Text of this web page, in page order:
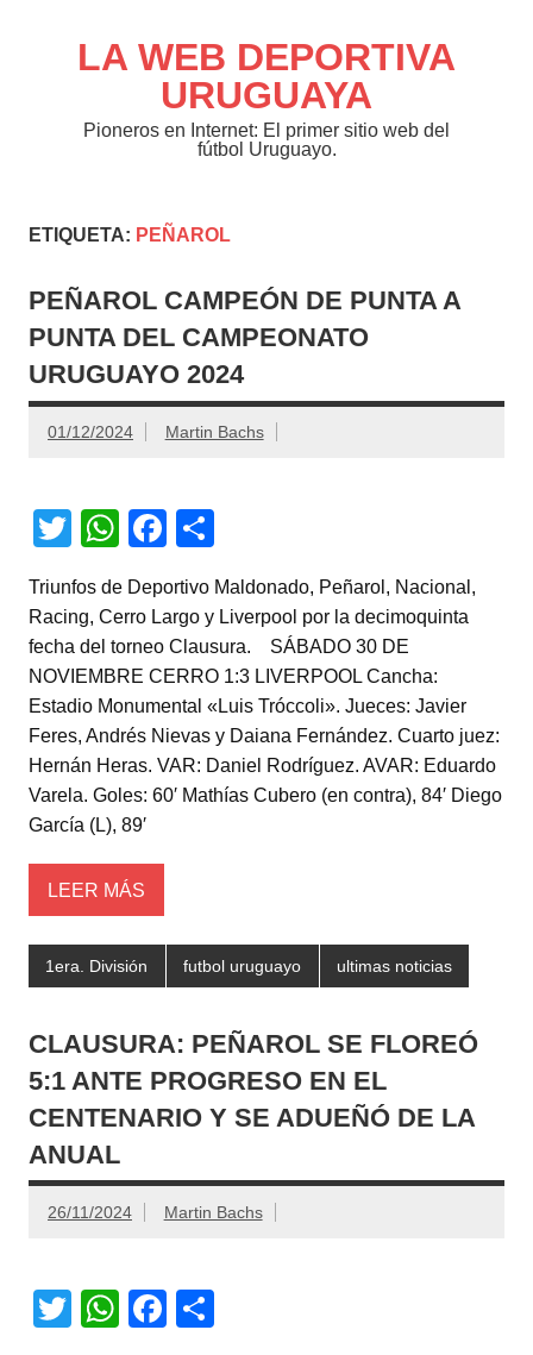
contenidoLA WEB DEPORTIVA
URUGUAYA
Pioneros en Internet: El primer sitio web del
fútbol Uruguayo.
ETIQUETA: PEÑAROL
PEÑAROL CAMPEÓN DE PUNTA A
PUNTA DEL CAMPEONATO
URUGUAYO 2024
01/12/2024 Martin Bachs
T
tt
er
W
at
s
A
p
p
F
c
e
b
o
o
k
m
p
ar
tir
Triunfos de Deportivo Maldonado, Peñarol, Nacional,
Racing, Cerro Largo y Liverpool por la decimoquinta
fecha del torneo Clausura. SÁBADO 30 DE
NOVIEMBRE CERRO 1:3 LIVERPOOL Cancha:
Estadio Monumental «Luis Tróccoli». Jueces: Javier
Feres, Andrés Nievas y Daiana Fernández. Cuarto juez:
Hernán Heras. VAR: Daniel Rodríguez. AVAR: Eduardo
Varela. Goles: 60′ Mathías Cubero (en contra), 84′ Diego
García (L), 89′
LEER MÁS
1era. División futbol uruguayo ultimas noticias
CLAUSURA: PEÑAROL SE FLOREÓ
5:1 ANTE PROGRESO EN EL
CENTENARIO Y SE ADUEÑÓ DE LA
ANUAL
26/11/2024 Martin Bachs
T
W
F